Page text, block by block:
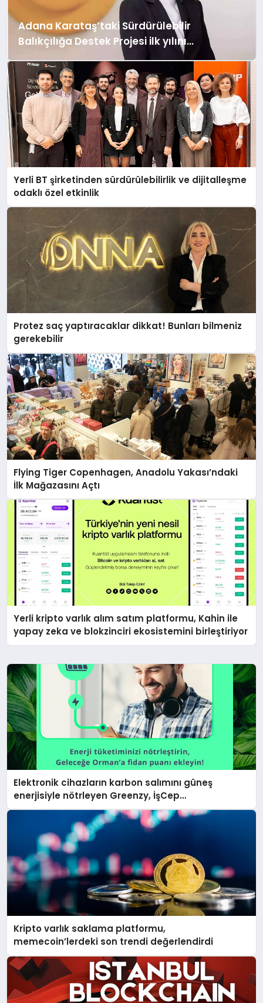
Adana Karataş’taki Sürdürülebilir
Balıkçılığa Destek Projesi ilk yılını
Yerli BT şirketinden sürdürülebilirlik ve dijitalleşme
odaklı özel etkinlik
Protez saç yaptıracaklar dikkat! Bunları bilmeniz
gerekebilir
Flying Tiger Copenhagen, Anadolu Yakası’ndaki
İlk Mağazasını Açtı
Yerli kripto varlık alım satım platformu, Kahin ile
yapay zeka ve blokzinciri ekosistemini birleştiriyor
Elektronik cihazların karbon salımını güneş
enerjisiyle nötrleyen Greenzy, İşCep
uygulamasına eklendi!
Kripto varlık saklama platformu,
memecoin’lerdeki son trendi değerlendirdi